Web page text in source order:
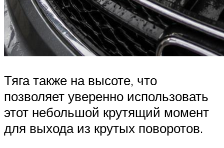
Тяга также на высоте, что
позволяет уверенно использовать
этот небольшой крутящий момент
для выхода из крутых поворотов.